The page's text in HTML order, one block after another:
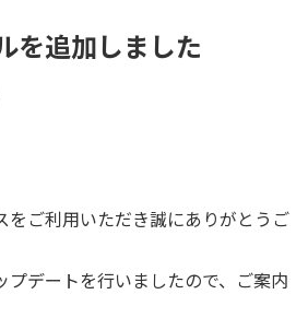
を追加しました
をご利用いただき誠にありがとうご
プデートを行いましたので、ご案内